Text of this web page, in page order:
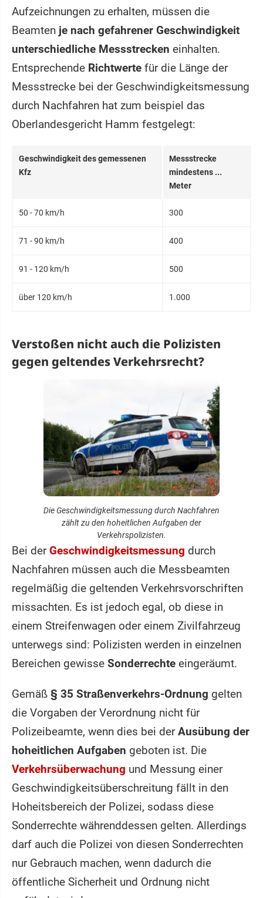
Aufzeichnungen zu erhalten, müssen die
Beamten je nach gefahrener Geschwindigkeit
unterschiedliche Messstrecken einhalten.
Entsprechende Richtwerte für die Länge der
Messstrecke bei der Geschwindigkeitsmessung
durch Nachfahren hat zum beispiel das
Oberlandesgericht Hamm festgelegt:
Geschwindigkeit des gemessenen
Kfz
Messstrecke
mindestens ...
Meter
50 - 70 km/h 300
71 - 90 km/h 400
91 - 120 km/h 500
über 120 km/h 1.000
Verstoßen nicht auch die Polizisten
gegen geltendes Verkehrsrecht?
Die Geschwindigkeitsmessung durch Nachfahren
zählt zu den hoheitlichen Aufgaben der
Verkehrspolizisten.
Bei derGeschwindigkeitsmessung durch
Nachfahren müssen auch die Messbeamten
regelmäßig die geltenden Verkehrsvorschriften
missachten. Es ist jedoch egal, ob diese in
einem Streifenwagen oder einem Zivilfahrzeug
unterwegs sind: Polizisten werden in einzelnen
Bereichen gewisse Sonderrechte eingeräumt.
Gemäß § 35 Straßenverkehrs-Ordnung gelten
die Vorgaben der Verordnung nicht für
Polizeibeamte, wenn dies bei derAusübung der
hoheitlichen Aufgaben geboten ist. Die
Verkehrsüberwachung und Messung einer
Geschwindigkeitsüberschreitung fällt in den
Hoheitsbereich der Polizei, sodass diese
Sonderrechte währenddessen gelten. Allerdings
darf auch die Polizei von diesen Sonderrechten
nur Gebrauch machen, wenn dadurch die
öffentliche Sicherheit und Ordnung nicht